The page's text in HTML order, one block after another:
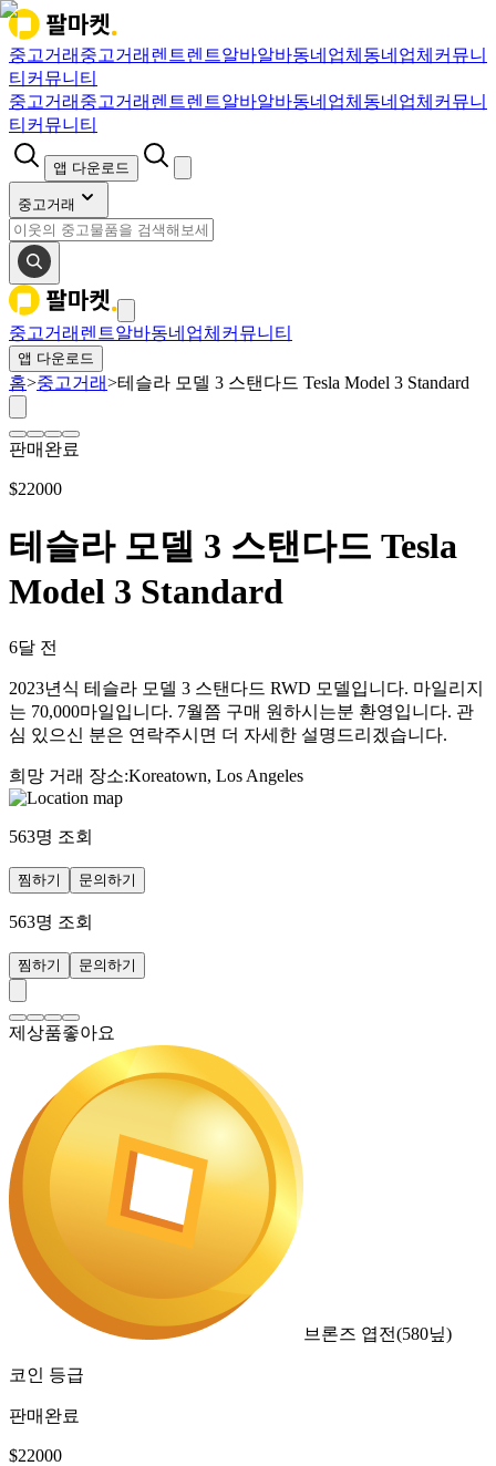
중고거래 중고거래 렌트렌트알바알바동네업체 동네업체 커뮤니
티 커뮤니티
중고거래 중고거래 렌트렌트알바알바동네업체 동네업체 커뮤니
티 커뮤니티
앱 다운로드
중고거래
중고거래 렌트알바동네업체 커뮤니티
앱 다운로드
홈>중고거래>테슬라 모델 3 스탠다드 Tesla Model 3 Standard
판매완료
$22000
테슬라 모델 3 스탠다드 Tesla
Model 3 Standard
6달 전
2023년식 테슬라 모델 3 스탠다드 RWD 모델입니다. 마일리지
는 70,000마일입니다. 7월쯤 구매 원하시는분 환영입니다. 관
심 있으신 분은 연락주시면 더 자세한 설명드리겠습니다.
희망 거래 장소:Koreatown, Los Angeles
563명 조회
찜하기 문의하기
563명 조회
찜하기 문의하기
제상품좋아요
브론즈 엽전(580닢)
코인 등급
판매완료
$22000